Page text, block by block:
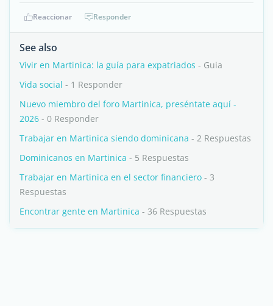
Reaccionar Responder
See also
Vivir en Martinica: la guía para expatriados - Guia
Vida social - 1 Responder
Nuevo miembro del foro Martinica, preséntate aquí -
2026 - 0 Responder
Trabajar en Martinica siendo dominicana - 2 Respuestas
Dominicanos en Martinica - 5 Respuestas
Trabajar en Martinica en el sector financiero - 3
Respuestas
Encontrar gente en Martinica - 36 Respuestas